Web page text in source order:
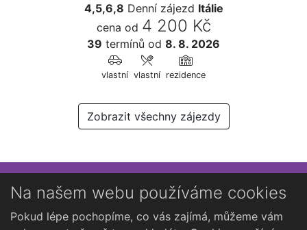
4,5,6,8 Denní zájezd Itálie
cena od 4 200 Kč
39 termínů od 8. 8. 2026
vlastní vlastní rezidence
Zobrazit všechny zájezdy
Přihlaste se k newsletteru
Chcete dostávat občasné novinky o Kutné Hoře?
Na našem webu používáme cookies
Pokud lépe pochopíme, co vás zajímá, můžeme vám